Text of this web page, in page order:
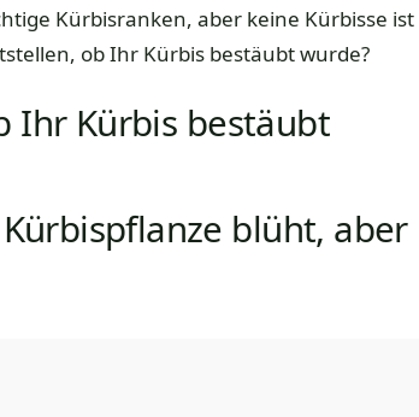
Kürbisranken, aber keine Kürbisse ist
ob Ihr Kürbis bestäubt wurde?
Ihr Kürbis bestäubt
blüht, aber